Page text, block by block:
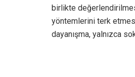
birlikte
yöntemlerini terk
dayanışma, yalnızca